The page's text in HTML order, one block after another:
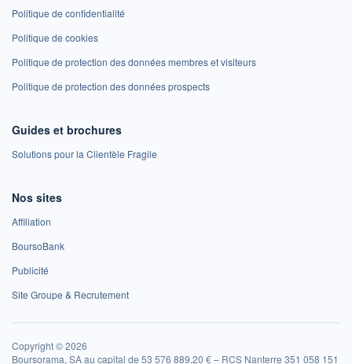
Politique de confidentialité
Politique de cookies
Politique de protection des données membres et visiteurs
Politique de protection des données prospects
Guides et brochures
Solutions pour la Clientèle Fragile
Nos sites
Affiliation
BoursoBank
Publicité
Site Groupe & Recrutement
Copyright © 2026
Boursorama, SA au capital de 53 576 889,20 € – RCS Nanterre 351 058 151